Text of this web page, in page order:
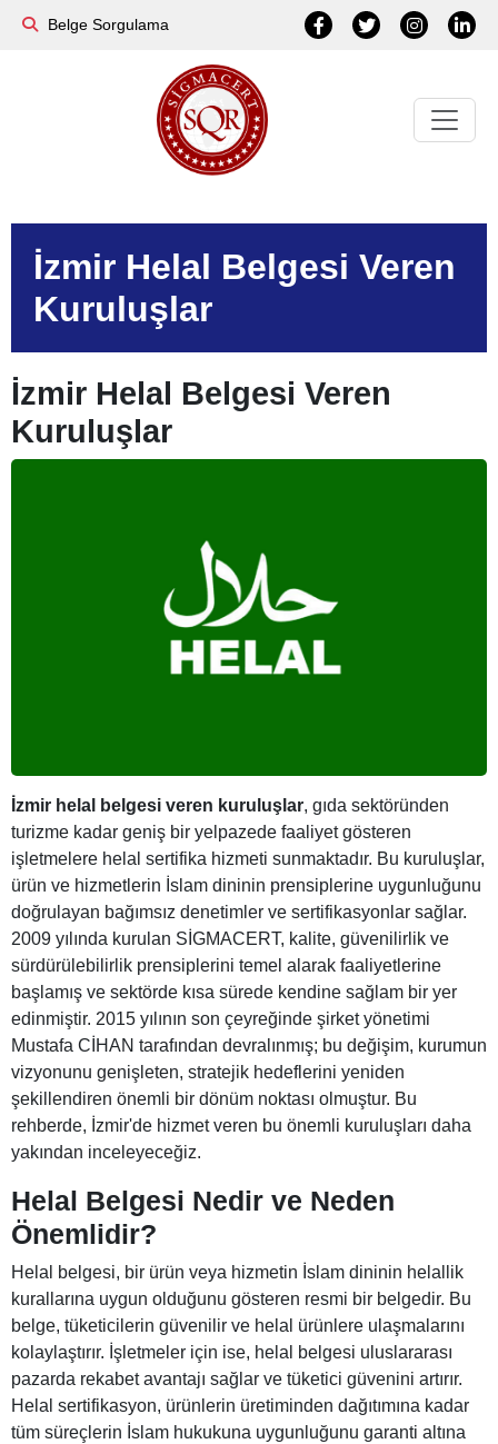
Belge Sorgulama
İzmir Helal Belgesi Veren
Kuruluşlar
İzmir Helal Belgesi Veren
Kuruluşlar
İzmir helal belgesi veren kuruluşlar, gıda sektöründen
turizme kadar geniş bir yelpazede faaliyet gösteren
işletmelere helal sertifika hizmeti sunmaktadır. Bu kuruluşlar,
ürün ve hizmetlerin İslam dininin prensiplerine uygunluğunu
doğrulayan bağımsız denetimler ve sertifikasyonlar sağlar.
2009 yılında kurulan SİGMACERT, kalite, güvenilirlik ve
sürdürülebilirlik prensiplerini temel alarak faaliyetlerine
başlamış ve sektörde kısa sürede kendine sağlam bir yer
edinmiştir. 2015 yılının son çeyreğinde şirket yönetimi
Mustafa CİHAN tarafından devralınmış; bu değişim, kurumun
vizyonunu genişleten, stratejik hedeflerini yeniden
şekillendiren önemli bir dönüm noktası olmuştur. Bu
rehberde, İzmir'de hizmet veren bu önemli kuruluşları daha
yakından inceleyeceğiz.
Helal Belgesi Nedir ve Neden
Önemlidir?
Helal belgesi, bir ürün veya hizmetin İslam dininin helallik
kurallarına uygun olduğunu gösteren resmi bir belgedir. Bu
belge, tüketicilerin güvenilir ve helal ürünlere ulaşmalarını
kolaylaştırır. İşletmeler için ise, helal belgesi uluslararası
pazarda rekabet avantajı sağlar ve tüketici güvenini artırır.
Helal sertifikasyon, ürünlerin üretiminden dağıtımına kadar
tüm süreçlerin İslam hukukuna uygunluğunu garanti altına